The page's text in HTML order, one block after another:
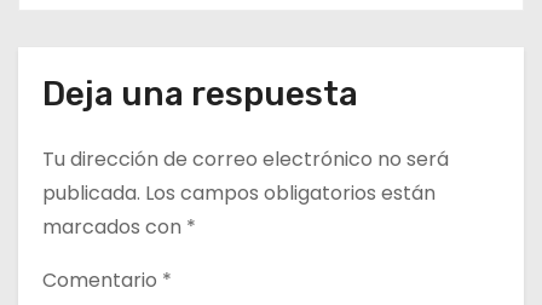
t
a
d
a
Deja una respuesta
Tu dirección de correo electrónico no será
publicada. Los campos obligatorios están
marcados con *
Comentario *